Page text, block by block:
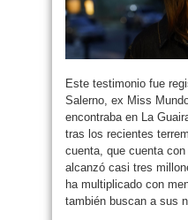
Este testimonio fue
Salerno, ex Miss
encontraba en La
tras los recientes
cuenta, que cuenta
alcanzó casi tres
ha multiplicado con
también buscan a sus